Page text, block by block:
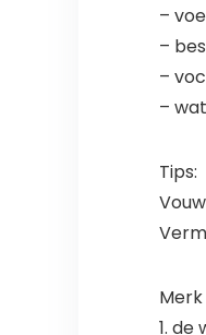
–
–
–
–
Tips:
1.